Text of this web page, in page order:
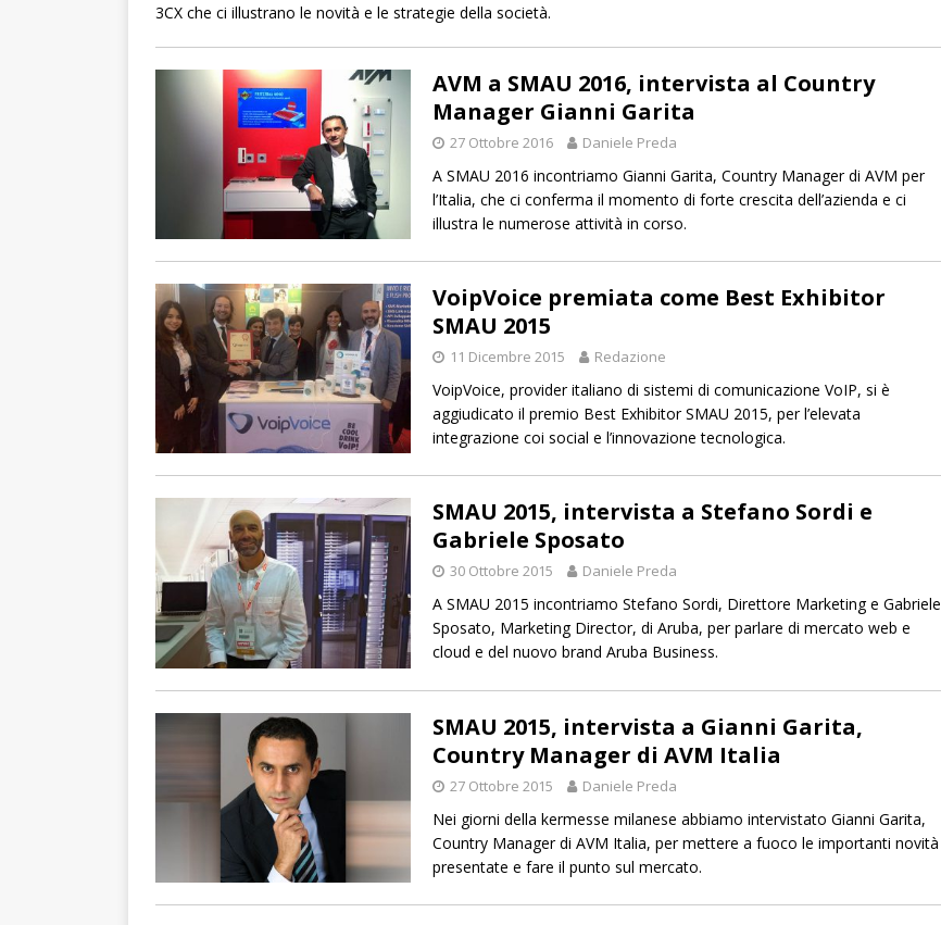
3CX che ci illustrano le novità e le strategie della società.
AVM a SMAU 2016, intervista al Country
Manager Gianni Garita
27 Ottobre 2016 Daniele Preda
A SMAU 2016 incontriamo Gianni Garita, Country Manager di AVM per
l’Italia, che ci conferma il momento di forte crescita dell’azienda e ci
illustra le numerose attività in corso.
VoipVoice premiata come Best Exhibitor
SMAU 2015
11 Dicembre 2015 Redazione
VoipVoice, provider italiano di sistemi di comunicazione VoIP, si è
aggiudicato il premio Best Exhibitor SMAU 2015, per l’elevata
integrazione coi social e l’innovazione tecnologica.
SMAU 2015, intervista a Stefano Sordi e
Gabriele Sposato
30 Ottobre 2015 Daniele Preda
A SMAU 2015 incontriamo Stefano Sordi, Direttore Marketing e Gabriele
Sposato, Marketing Director, di Aruba, per parlare di mercato web e
cloud e del nuovo brand Aruba Business.
SMAU 2015, intervista a Gianni Garita,
Country Manager di AVM Italia
27 Ottobre 2015 Daniele Preda
Nei giorni della kermesse milanese abbiamo intervistato Gianni Garita,
Country Manager di AVM Italia, per mettere a fuoco le importanti novità
presentate e fare il punto sul mercato.